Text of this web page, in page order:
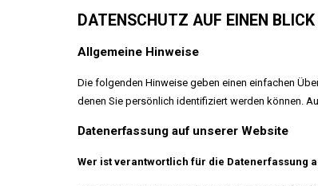
DATENSCHUTZ AUF EINEN BLICK
Allgemeine Hinweise
Die folgenden Hinweise geben einen einfachen
denen Sie persönlich identifiziert werden können.
Datenerfassung auf unserer Website
Wer ist verantwortlich für die Datenerfassung